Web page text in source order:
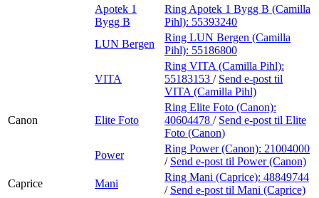
Apotek 1
Bygg B
Ring Apotek 1 Bygg B (Camilla
Pihl): 55393240
LUN Bergen
Ring LUN Bergen (Camilla
Pihl): 55186800
VITA
Ring VITA (Camilla Pihl):
55183153 / Send e-post til
VITA (Camilla Pihl)
Canon Elite Foto
Ring Elite Foto (Canon):
40604478 / Send e-post til Elite
Foto (Canon)
Power
Ring Power (Canon): 21004000
/ Send e-post til Power (Canon)
Caprice
Mani
Ring Mani (Caprice): 48849744
/ Send e-post til Mani (Caprice)